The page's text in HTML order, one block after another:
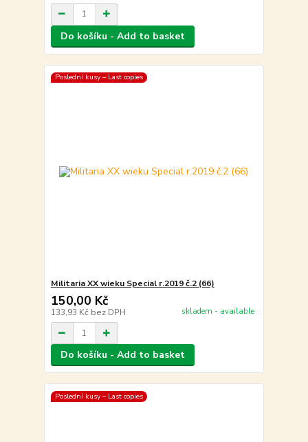
Do košíku - Add to basket
Poslední kusy – Last copies
Militaria XX wieku Special r.2019 č.2 (66)
150,00 Kč
133,93 Kč bez DPH skladem - available
Do košíku - Add to basket
Poslední kusy – Last copies